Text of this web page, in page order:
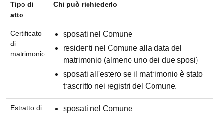
Tipo di
atto
Chi può richiederlo
Certificato
di
matrimonio
sposati nel Comune
residenti nel Comune alla data del
matrimonio (almeno uno dei due sposi)
sposati all'estero se il matrimonio è stato
trascritto nei registri del Comune.
Estratto di
sposati nel Comune